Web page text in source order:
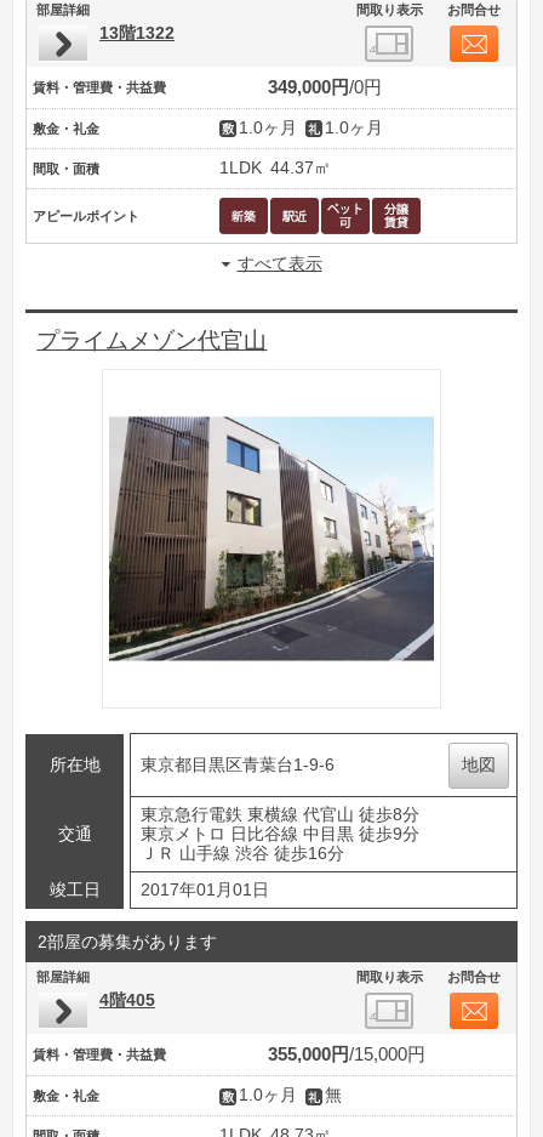
部屋詳細 間取り表示 お問合せ
13階1322
賃料・管理費・共益費 349,000円 0円
敷金・礼金 1.0ヶ月 1.0ヶ月
間取・面積 1LDK 44.37㎡
アピールポイント
すべて表示
プライムメゾン代官山
所在地 東京都目黒区青葉台1-9-6 地図
交通
東京急行電鉄 東横線 代官山 徒歩8分
東京メトロ 日比谷線 中目黒 徒歩9分
ＪＲ 山手線 渋谷 徒歩16分
竣工日
2017年01月01日
2部屋の募集があります
部屋詳細 間取り表示 お問合せ
4階405
賃料・管理費・共益費 355,000円 15,000円
敷金・礼金 1.0ヶ月 無